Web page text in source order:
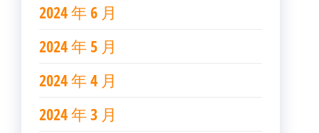
2024 年 6 月
2024 年 5 月
2024 年 4 月
2024 年 3 月